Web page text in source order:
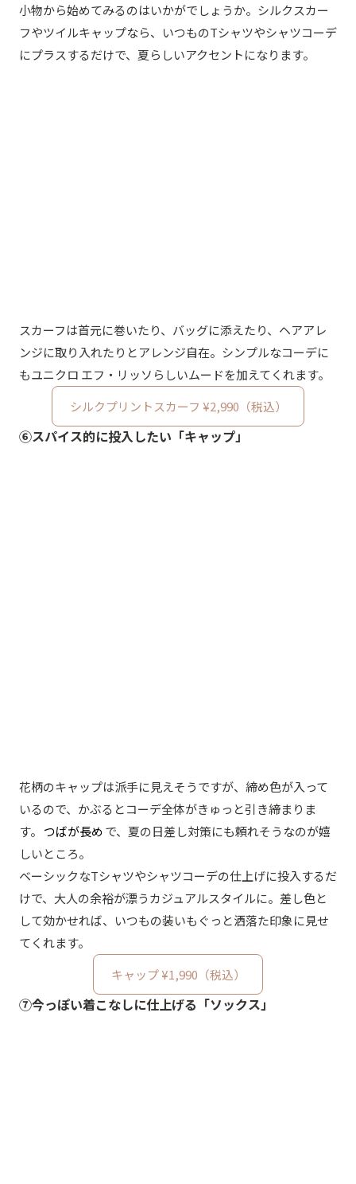
小物から始めてみるのはいかがでしょうか。シルクスカー
フやツイルキャップなら、いつものTシャツやシャツコーデ
にプラスするだけで、夏らしいアクセントになります。
スカーフは首元に巻いたり、バッグに添えたり、ヘアアレ
ンジに取り入れたりとアレンジ自在。シンプルなコーデに
もユニクロ エフ・リッソらしいムードを加えてくれます。
シルクプリントスカーフ ¥2,990（税込）
⑥スパイス的に投入したい 「キャップ」
花柄のキャップは派手に見えそうですが、締め色が入って
いるので、かぶるとコーデ全体がきゅっと引き締まりま
す。 つばが長めで、夏の日差し対策にも頼れそうなのが嬉
しいところ。
ベーシックなTシャツやシャツコーデの仕上げに投入するだ
けで、大人の余裕が漂うカジュアルスタイルに。差し色と
して効かせれば、いつもの装いもぐっと洒落た印象に見せ
てくれます。
キャップ ¥1,990（税込）
⑦今っぽい着こなしに仕上げる「ソックス」